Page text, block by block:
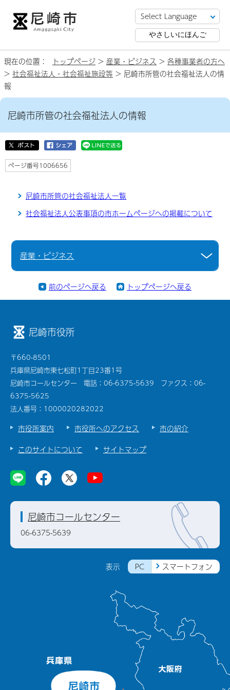
やさしいにほんご
現在の位置： トップページ > 産業・ビジネス > 各種事業者の方へ
> 社会福祉法人・社会福祉施設等 > 尼崎市所管の社会福祉法人の情
報
尼崎市所管の社会福祉法人の情報
ページ番号1006656
尼崎市所管の社会福祉法人一覧
社会福祉法人公表事項の市ホームページへの掲載について
産業・ビジネス
前のページへ戻る トップページへ戻る
尼崎市役所
〒660-8501
兵庫県尼崎市東七松町1丁目23番1号
尼崎市コールセンター 電話：06-6375-5639 ファクス：06-
6375-5625
法人番号：1000020282022
市役所案内 市役所へのアクセス
市の紹介
このサイトについて
サイトマップ
表示 PC スマートフォン
尼崎市コールセンター
06-6375-5639